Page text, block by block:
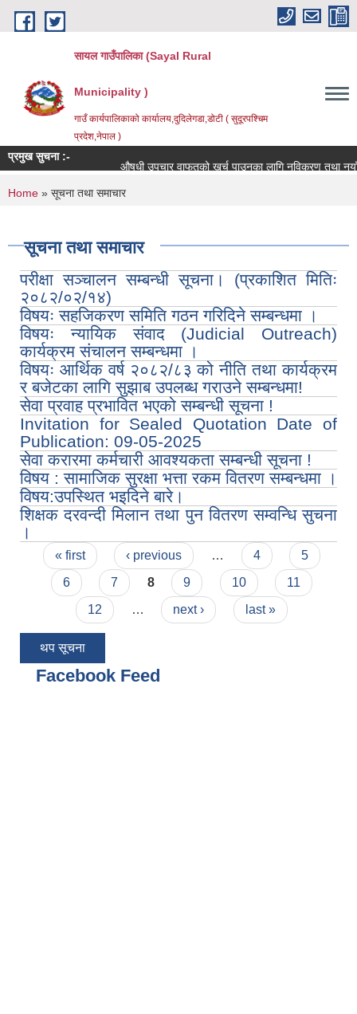
Skip to main content
सायल गाउँपालिका (Sayal Rural
Municipality )
गाउँ कार्यपालिकाको कार्यालय,दुदिलेगडा,डोटी ( सुदूरपश्चिम
प्रदेश,नेपाल )
प्रमुख सुचना :-
औषधी उपचार वाफतको खर्च पाउनका लागि नविकरण तथा नयाँ
You are here
Home » सूचना तथा समाचार
सूचना तथा समाचार
परीक्षा सञ्चालन सम्बन्धी सूचना। (प्रकाशित मितिः
२०८२/०२/१४)
विषयः सहजिकरण समिति गठन गरिदिने सम्बन्धमा ।
विषयः न्यायिक संवाद (Judicial Outreach)
कार्यक्रम संचालन सम्बन्धमा ।
विषयः आर्थिक वर्ष २०८२/८३ को नीति तथा कार्यक्रम
र बजेटका लागि सुझाब उपलब्ध गराउने सम्बन्धमा!
सेवा प्रवाह प्रभावित भएको सम्बन्धी सूचना !
Invitation for Sealed Quotation Date of
Publication: 09-05-2025
सेवा करारमा कर्मचारी आवश्यकता सम्बन्धी सूचना !
विषय : सामाजिक सुरक्षा भत्ता रकम वितरण सम्बन्धमा ।
विषय:उपस्थित भइदिने बारे।
शिक्षक दरवन्दी मिलान तथा पुन वितरण सम्वन्धि सुचना
।
Pages
« first ‹ previous … 4
5
6
7 8 9 10
11
12
… next › last »
थप सूचना
Facebook Feed